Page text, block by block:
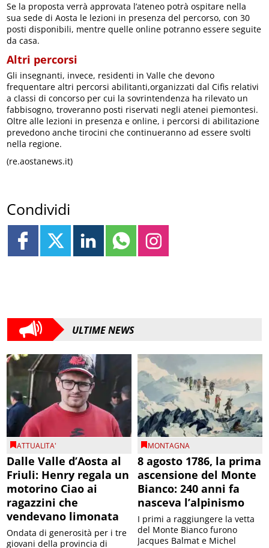
Se la proposta verrà approvata l’ateneo potrà ospitare nella
sua sede di Aosta le lezioni in presenza del percorso, con 30
posti disponibili, mentre quelle online potranno essere seguite
da casa.
Altri percorsi
Gli insegnanti, invece, residenti in Valle che devono
frequentare altri percorsi abilitanti,organizzati dal Cifis relativi
a classi di concorso per cui la sovrintendenza ha rilevato un
fabbisogno, troveranno posti riservati negli atenei piemontesi.
Oltre alle lezioni in presenza e online, i percorsi di abilitazione
prevedono anche tirocini che continueranno ad essere svolti
nella regione.
(re.aostanews.it)
Condividi
ULTIME NEWS
ATTUALITA'
Dalle Valle d’Aosta al
Friuli: Henry regala un
motorino Ciao ai
ragazzini che
vendevano limonata
Ondata di generosità per i tre
giovani della provincia di
MONTAGNA
8 agosto 1786, la prima
ascensione del Monte
Bianco: 240 anni fa
nasceva l’alpinismo
I primi a raggiungere la vetta
del Monte Bianco furono
Jacques Balmat e Michel